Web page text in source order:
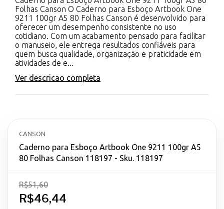
Folhas Canson O Caderno para Esboço Artbook One
9211 100gr A5 80 Folhas Canson é desenvolvido para
oferecer um desempenho consistente no uso
cotidiano. Com um acabamento pensado para facilitar
o manuseio, ele entrega resultados confiáveis para
quem busca qualidade, organização e praticidade em
atividades de e...
Ver descricao completa
CANSON
Caderno para Esboço Artbook One 9211 100gr A5
80 Folhas Canson 118197 - Sku. 118197
R$46,44
R$51,60